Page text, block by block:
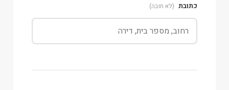
כתובת (לא חובה)